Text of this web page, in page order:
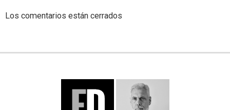
Los comentarios están cerrados